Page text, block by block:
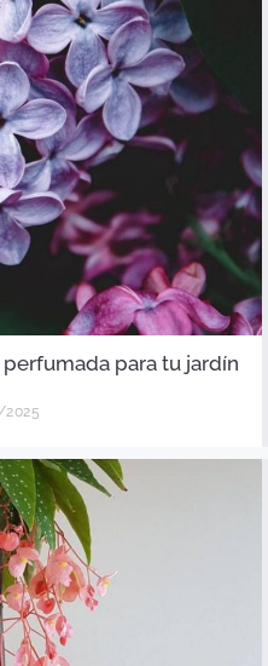
para tu jardín